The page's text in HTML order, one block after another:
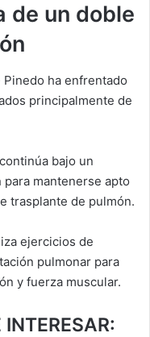
de un doble
ha enfrentado
principalmente de
bajo un
mantenerse apto
trasplante de pulmón.
ejercicios de
pulmonar para
y fuerza muscular.